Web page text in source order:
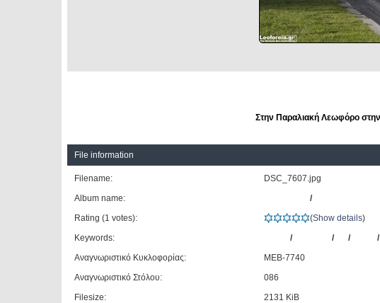
Στην Παραλιακή Λεωφόρο
File information
Filename:
DSC_7607.jpg
Album name:
/
Rating (1 votes):
(Show details)
Keywords:
/ / / /
Αναγνωριστικό Κυκλοφορίας:
ΜΕΒ-7740
Αναγνωριστικό Στόλου:
086
Filesize:
2131 KiB